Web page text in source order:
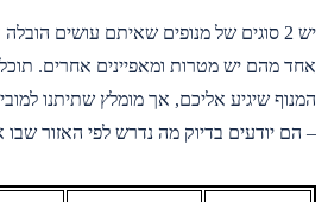
יש 2 סוגים של מנופים שאיתם עושים
אחד מהם יש מטרות ומאפיינים אחרים.
המנוף שיגיע אליכם, אך מומלץ שתיתנו
– הם יודעים בדיוק מה נדרש לפי האזור